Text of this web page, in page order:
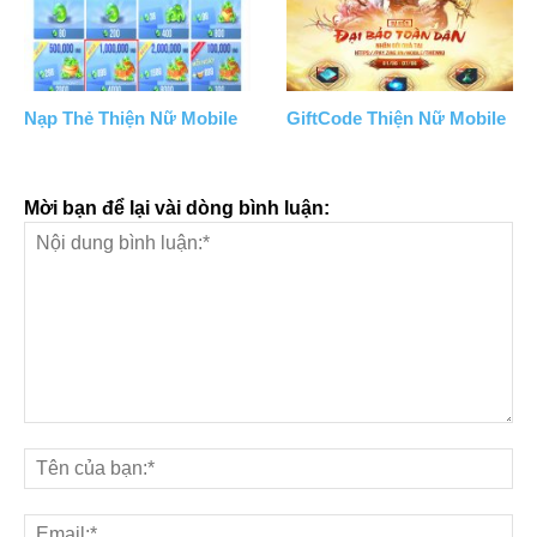
Nạp Thẻ Thiện Nữ Mobile GiftCode Thiện Nữ Mobile
Mời bạn để lại vài dòng bình luận: